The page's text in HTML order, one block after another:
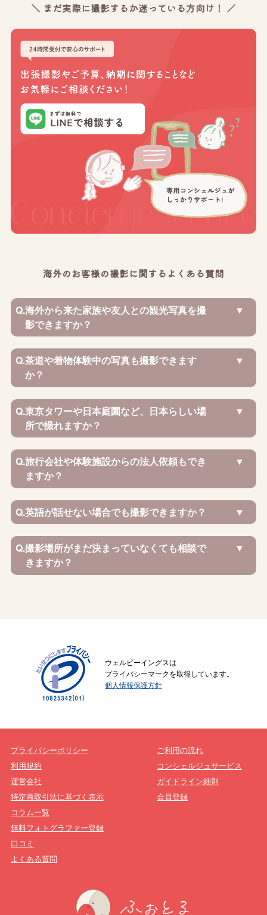
＼ まだ実際に撮影するか迷っている方向け！ ／
海外のお客様の撮影に関するよくある質問
Q.海外から来た家族や友人との観光写真を撮
影できますか？
Q.茶道や着物体験中の写真も撮影できます
か？
Q.東京タワーや日本庭園など、日本らしい場
所で撮れますか？
Q.旅行会社や体験施設からの法人依頼もでき
ますか？
Q.英語が話せない場合でも撮影できますか？
Q.撮影場所がまだ決まっていなくても相談で
きますか？
ウェルビーイングスは
プライバシーマークを取得しています。
個人情報保護方針
プライバシーポリシー
利用規約
運営会社
特定商取引法に基づく表示
ご利用の流れ
コンシェルジュサービス
ガイドライン細則
会員登録
コラム一覧
無料フォトグラファー登録
口コミ
よくある質問